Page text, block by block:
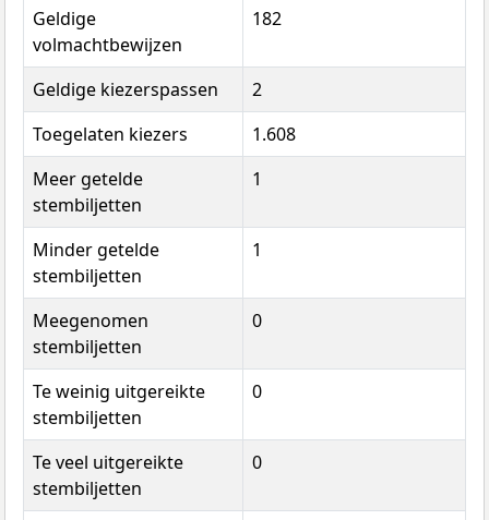
Geldige
volmachtbewijzen
182
Geldige kiezerspassen
2
Toegelaten kiezers
1.608
Meer getelde
stembiljetten
1
Minder getelde
stembiljetten
1
Meegenomen
stembiljetten
0
Te weinig uitgereikte
stembiljetten
0
Te veel uitgereikte
stembiljetten
0